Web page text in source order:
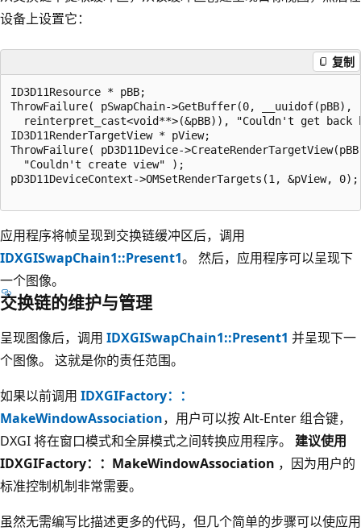
设备上设置它：
复制
ID3D11Resource * pBB;
ThrowFailure( pSwapChain->GetBuffer(0,
reinterpret_cast<void**>(&pBB)), "Couldn't get back
ID3D11RenderTargetView * pView;
ThrowFailure( pD3D11Device-
  "Couldn't create view" );
pD3D11DeviceContext->OMSetRenderTargets(1, &pView, 0);
应用程序将帧呈现到交换链缓冲区后，调用
IDXGISwapChain1::Present1。 然后，应用程序可以呈现下
一个图像。
交换链的维护与管理
呈现图像后，调用 IDXGISwapChain1::Present1 并呈现下一
个图像。 这就是你的责任范围。
如果以前调用 IDXGIFactory：：
MakeWindowAssociation，用户可以按 Alt-Enter 组合键，
DXGI 将在窗口模式和全屏模式之间转换应用程序。 建议使用
IDXGIFactory：：MakeWindowAssociation ，因为用户的
标准控制机制非常需要。
虽然无需编写比描述更多的代码，但几个简单的步骤可以使应用